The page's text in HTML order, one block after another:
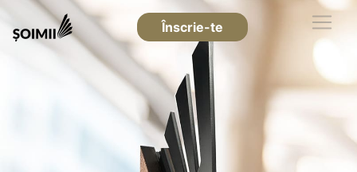
Înscrie-te